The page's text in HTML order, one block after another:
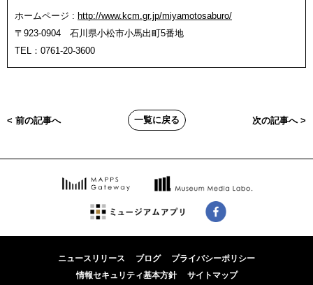
ホームページ : http://www.kcm.gr.jp/miyamotosaburo/
〒923-0904 石川県小松市小馬出町5番地
TEL：0761-20-3600
< 前の記事へ 一覧に戻る 次の記事へ >
ニュースリリース ブログ
プライバシーポリシー
情報セキュリティ基本方針
サイトマップ